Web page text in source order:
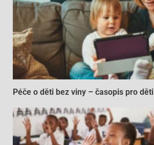
Péče o děti bez viny – časopis pro děti